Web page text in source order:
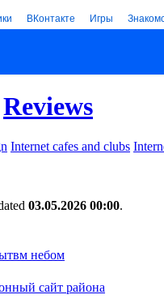
ВКонтакте Игры
Reviews
Internet cafes and clubs
03.05.2026 00:00.
небом
сайт района